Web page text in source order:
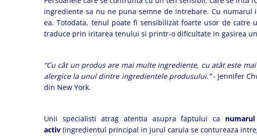
ingrediente sa nu ne puna semne de intrebare. Cu
ea. Totodata, tenul poate fi sensibilizat foarte usor de
traduce prin iritarea tenului si printr-o dificultate in gasirea
“Cu cât un produs are mai multe ingrediente, cu atât este
alergice la unul dintre ingredientele produsului.”- Jennifer
din New York.
Unii specialisti atrag atentia asupra faptului ca
activ (ingredientul principal in jurul caruia se contureaza